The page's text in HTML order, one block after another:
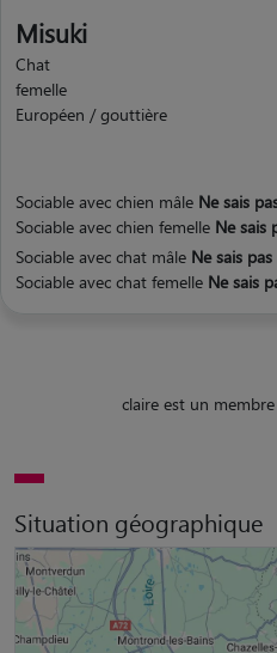
Misuki
Chat
femelle
Européen / gouttière
Sociable avec chien mâle Ne sais
Sociable avec chien femelle Ne sais
Sociable avec chat mâle Ne sais pas
Sociable avec chat femelle Ne sais
claire est un
Situation géographique